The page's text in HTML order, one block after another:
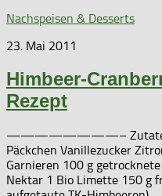
Nachspeisen & Desserts
23. Mai 2011
Himbeer-
Rezept
————————– Zutaten
Päckchen Vanillezucker
Garnieren 100 g
Nektar 1 Bio Limette 150 g